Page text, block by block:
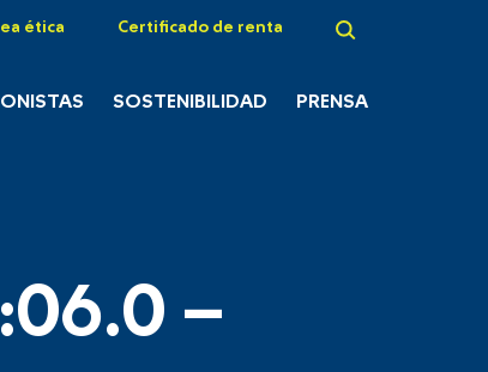
ética Certificado de renta
SOSTENIBILIDAD PRENSA
–